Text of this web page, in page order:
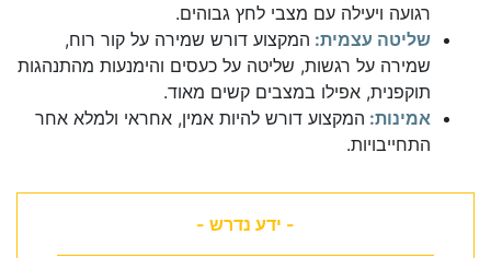
רגועה ויעילה עם מצבי לחץ גבוהים.
שליטה עצמית: המקצוע דורש שמירה על קור רוח,
שמירה על רגשות, שליטה על כעסים והימנעות מהתנהגות
תוקפנית, אפילו במצבים קשים מאוד.
אמינות: המקצוע דורש להיות אמין, אחראי ולמלא אחר
התחייבויות.
- ידע נדרש -